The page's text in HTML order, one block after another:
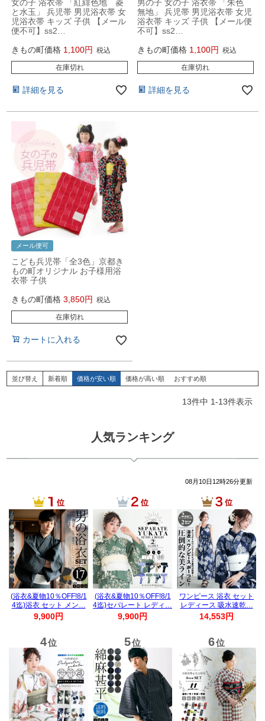
女の子 浴衣帯 「紅緋色地 菱
と水玉」 兵児帯 男児浴衣帯 女
児浴衣帯 キッズ 子供 【メール
便不可】ss2…
きもの町価格 1,100 税込
在庫切れ
詳細を見る
男の子 女の子 浴衣帯 「朱色
無地」 兵児帯 男児浴衣帯 女児
浴衣帯 キッズ 子供 【メール便
不可】ss2…
きもの町価格 1,100 税込
在庫切れ
詳細を見る
メール便可
こども兵児帯「全3色」京都き
もの町オリジナル お子様用浴
衣帯 子供
きもの町価格 3,850 税込
在庫切れ
カートに入れる
並び替え 新着順 価格が安い順 価格が高い順 おすすめ順
13件中 1-13件表示
人気ランキング